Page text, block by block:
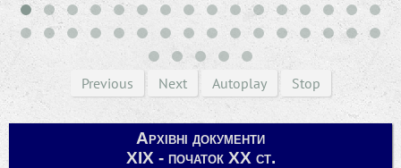
Previous Next Autoplay Stop
Архівні документи
ХІХ - початок ХХ ст.